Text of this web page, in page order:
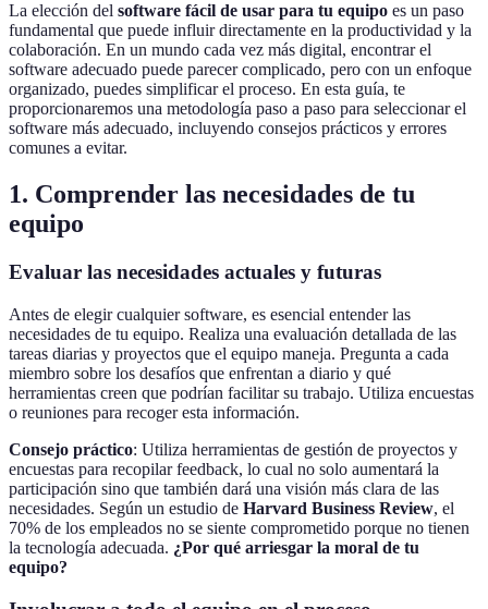
La elección del software fácil de usar para tu equipo es un paso
fundamental que puede influir directamente en la productividad y la
colaboración. En un mundo cada vez más digital, encontrar el
software adecuado puede parecer complicado, pero con un enfoque
organizado, puedes simplificar el proceso. En esta guía, te
proporcionaremos una metodología paso a paso para seleccionar el
software más adecuado, incluyendo consejos prácticos y errores
comunes a evitar.
1. Comprender las necesidades de tu
equipo
Evaluar las necesidades actuales y futuras
Antes de elegir cualquier software, es esencial entender las
necesidades de tu equipo. Realiza una evaluación detallada de las
tareas diarias y proyectos que el equipo maneja. Pregunta a cada
miembro sobre los desafíos que enfrentan a diario y qué
herramientas creen que podrían facilitar su trabajo. Utiliza encuestas
o reuniones para recoger esta información.
Consejo práctico: Utiliza herramientas de gestión de proyectos y
encuestas para recopilar feedback, lo cual no solo aumentará la
participación sino que también dará una visión más clara de las
necesidades. Según un estudio de Harvard Business Review, el
70% de los empleados no se siente comprometido porque no tienen
la tecnología adecuada. ¿Por qué arriesgar la moral de tu
equipo?